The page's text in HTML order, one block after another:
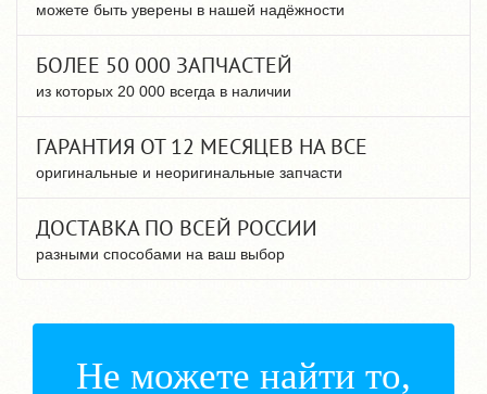
можете быть уверены в нашей надёжности
БОЛЕЕ 50 000 ЗАПЧАСТЕЙ
из которых 20 000 всегда в наличии
ГАРАНТИЯ ОТ 12 МЕСЯЦЕВ НА ВСЕ
оригинальные и неоригинальные запчасти
ДОСТАВКА ПО ВСЕЙ РОССИИ
разными способами на ваш выбор
Не можете найти то,